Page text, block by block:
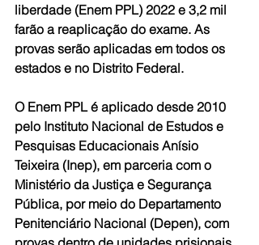
liberdade (Enem PPL) 2022 e 3,2 mil
farão a reaplicação do exame. As
provas serão aplicadas em todos os
estados e no Distrito Federal.
O Enem PPL é aplicado desde 2010
pelo Instituto Nacional de Estudos e
Pesquisas Educacionais Anísio
Teixeira (Inep), em parceria com o
Ministério da Justiça e Segurança
Pública, por meio do Departamento
Penitenciário Nacional (Depen), com